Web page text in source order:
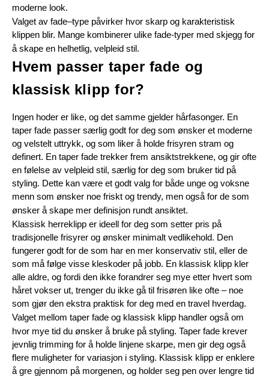
moderne look.
Valget av fade–type påvirker hvor skarp og karakteristisk
klippen blir. Mange kombinerer ulike fade-typer med skjegg for
å skape en helhetlig, velpleid stil.
Hvem passer taper fade og
klassisk klipp for?
Ingen hoder er like, og det samme gjelder hårfasonger. En
taper fade passer særlig godt for deg som ønsker et moderne
og velstelt uttrykk, og som liker å holde frisyren stram og
definert. En taper fade trekker frem ansiktstrekkene, og gir ofte
en følelse av velpleid stil, særlig for deg som bruker tid på
styling. Dette kan være et godt valg for både unge og voksne
menn som ønsker noe friskt og trendy, men også for de som
ønsker å skape mer definisjon rundt ansiktet.
Klassisk herreklipp er ideell for deg som setter pris på
tradisjonelle frisyrer og ønsker minimalt vedlikehold. Den
fungerer godt for de som har en mer konservativ stil, eller de
som må følge visse kleskoder på jobb. En klassisk klipp kler
alle aldre, og fordi den ikke forandrer seg mye etter hvert som
håret vokser ut, trenger du ikke gå til frisøren like ofte – noe
som gjør den ekstra praktisk for deg med en travel hverdag.
Valget mellom taper fade og klassisk klipp handler også om
hvor mye tid du ønsker å bruke på styling. Taper fade krever
jevnlig trimming for å holde linjene skarpe, men gir deg også
flere muligheter for variasjon i styling. Klassisk klipp er enklere
å gre gjennom på morgenen, og holder seg pen over lengre tid